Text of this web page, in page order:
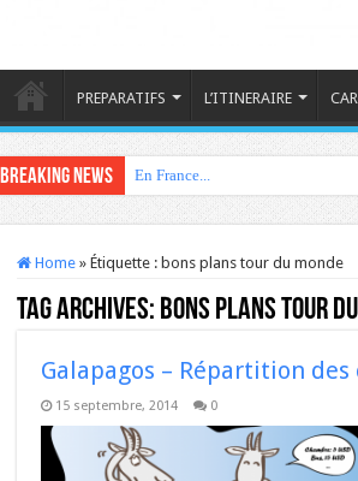
PREPARATIFS L’ITINERAIRE
Breaking News En France...
Home » Étiquette : bons plans tour du monde
Tag Archives: bons plans tour
Galapagos – Répartition des
15 septembre, 2014 0